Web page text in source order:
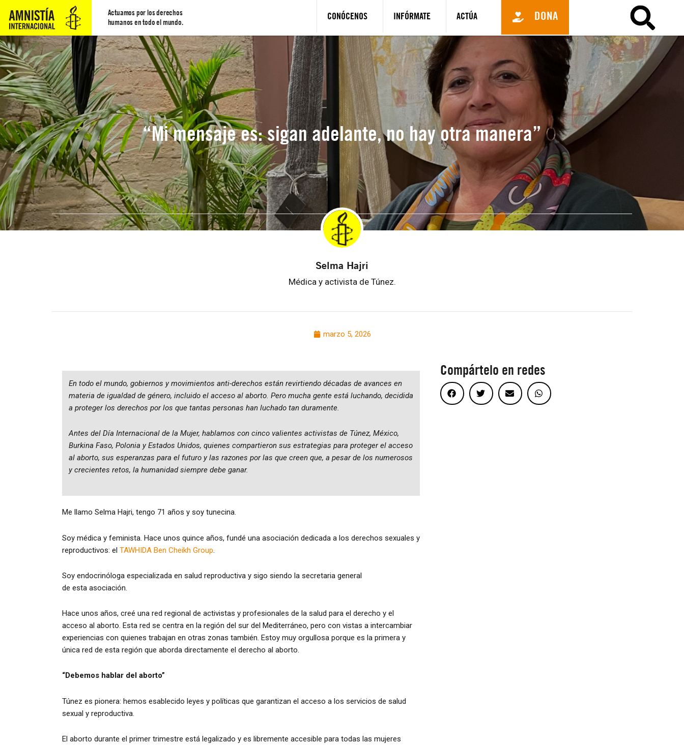
Actuamos por los derechos
humanos en todo el mundo.
CONÓCENOS INFÓRMATE ACTÚA DONA
“Mi mensaje es: sigan adelante, no hay otra manera”
Selma Hajri
Médica y activista de Túnez.
marzo 5, 2026
En todo el mundo, gobiernos y movimientos anti-derechos están revirtiendo décadas de avances en
materia de igualdad de género, incluido el acceso al aborto. Pero mucha gente está luchando, decidida
a proteger los derechos por los que tantas personas han luchado tan duramente.
Antes del Día Internacional de la Mujer, hablamos con cinco valientes activistas de Túnez, México,
Burkina Faso, Polonia y Estados Unidos, quienes compartieron sus estrategias para proteger el acceso
al aborto, sus esperanzas para el futuro y las razones por las que creen que, a pesar de los numerosos
y crecientes retos, la humanidad siempre debe ganar.
Me llamo Selma Hajri, tengo 71 años y soy tunecina.
Soy médica y feminista. Hace unos quince años, fundé una asociación dedicada a los derechos sexuales y
reproductivos: el TAWHIDA Ben Cheikh Group.
Soy endocrinóloga especializada en salud reproductiva y sigo siendo la secretaria general
de esta asociación.
Hace unos años, creé una red regional de activistas y profesionales de la salud para el derecho y el
acceso al aborto. Esta red se centra en la región del sur del Mediterráneo, pero con vistas a intercambiar
experiencias con quienes trabajan en otras zonas también. Estoy muy orgullosa porque es la primera y
única red de esta región que aborda directamente el derecho al aborto.
“Debemos hablar del aborto”
Túnez es pionera: hemos esablecido leyes y políticas que garantizan el acceso a los servicios de salud
sexual y reproductiva.
El aborto durante el primer trimestre está legalizado y es libremente accesible para todas las mujeres
Compártelo en redes